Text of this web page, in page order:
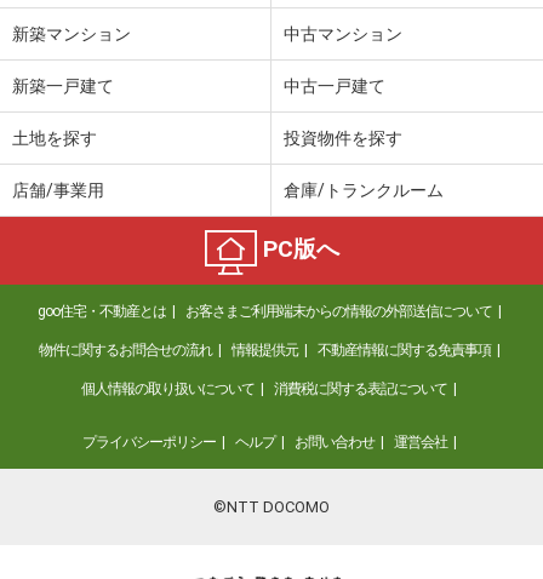
新築マンション 中古マンション
新築一戸建て 中古一戸建て
土地を探す 投資物件を探す
店舗/事業用 倉庫/トランクルーム
PC版へ
goo住宅・不動産とは お客さまご利用端末からの情報の外部送信について
物件に関するお問合せの流れ 情報提供元 不動産情報に関する免責事項
個人情報の取り扱いについて 消費税に関する表記について
プライバシーポリシー ヘルプ お問い合わせ 運営会社
©NTT DOCOMO